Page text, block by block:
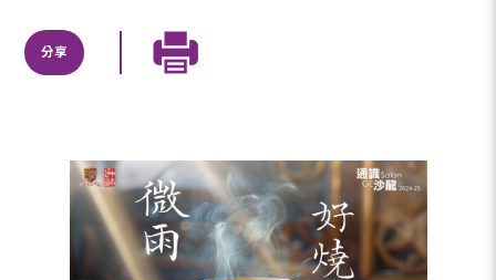
分享